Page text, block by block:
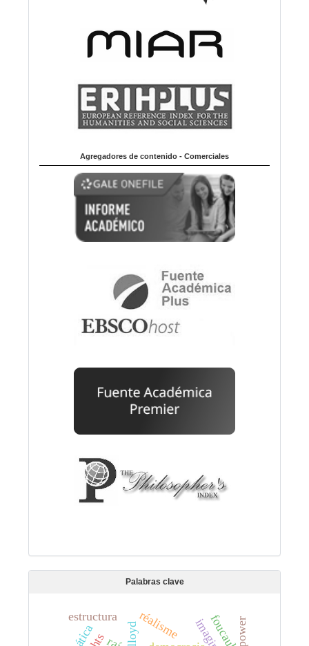
Agregadores de contenido - Comerciales
Palabras clave
lloydréalisme
estructura foucault